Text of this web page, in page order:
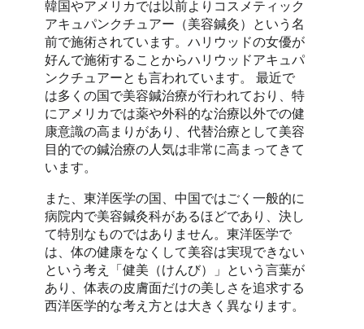
韓国やアメリカでは以前よりコスメティック
アキュパンクチュアー（美容鍼灸）という名
前で施術されています。ハリウッドの女優が
好んで施術することからハリウッドアキュパ
ンクチュアーとも言われています。 最近で
は多くの国で美容鍼治療が行われており、特
にアメリカでは薬や外科的な治療以外での健
康意識の高まりがあり、代替治療として美容
目的での鍼治療の人気は非常に高まってきて
います。
また、東洋医学の国、中国ではごく一般的に
病院内で美容鍼灸科があるほどであり、決し
て特別なものではありません。東洋医学で
は、体の健康をなくして美容は実現できない
という考え「健美（けんび）」という言葉が
あり、体表の皮膚面だけの美しさを追求する
西洋医学的な考え方とは大きく異なります。